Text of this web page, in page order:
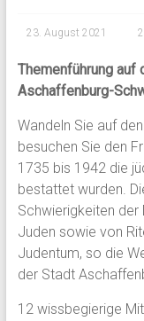
23. August 2021
Themenführung auf
Aschaffenburg-
Wandeln Sie auf
besuchen Sie den
1735 bis 1942 die
bestattet wurden.
Schwierigkeiten
Juden sowie von
Judentum, so die
der Stadt
12 wissbegierige